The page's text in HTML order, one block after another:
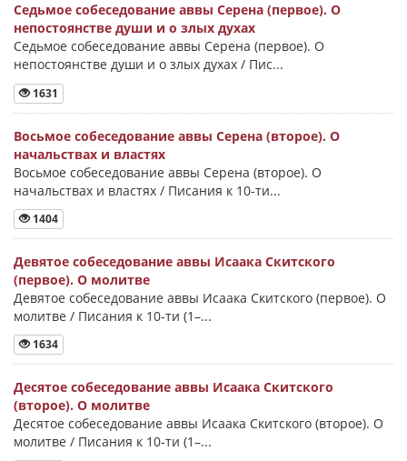
Седьмое собеседование аввы Серена (первое). О
непостоянстве души и о злых духах
Седьмое собеседование аввы Серена (первое). О
непостоянстве души и о злых духах / Пис...
1631
Восьмое собеседование аввы Серена (второе). О
начальствах и властях
Восьмое собеседование аввы Серена (второе). О
начальствах и властях / Писания к 10-ти...
1404
Девятое собеседование аввы Исаака Скитского
(первое). О молитве
Девятое собеседование аввы Исаака Скитского (первое). О
молитве / Писания к 10-ти (1–...
1634
Десятое собеседование аввы Исаака Скитского
(второе). О молитве
Десятое собеседование аввы Исаака Скитского (второе). О
молитве / Писания к 10-ти (1–...